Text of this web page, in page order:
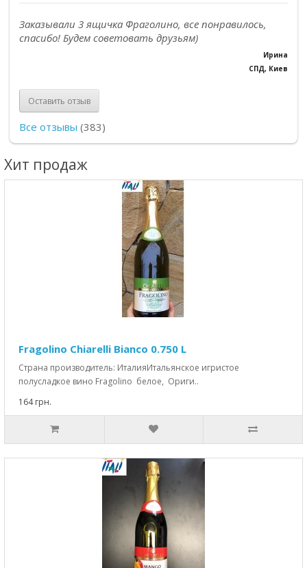
Заказывали 3 ящичка Фраголино, все понравилось,
спасибо! Будем советовать друзьям)
Ирина
СПД, Киев
Оставить отзыв
Все отзывы (383)
Хит продаж
Fragolino Chiarelli Bianco 0.750 L
Страна производитель: ИталияИтальянское игристое
полусладкое вино Fragolino белое, Ориги..
164 грн.